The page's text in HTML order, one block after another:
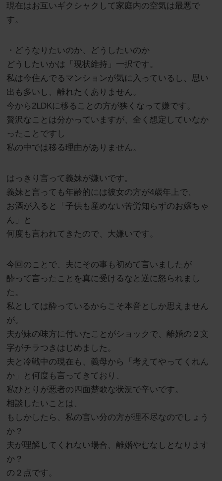
現在はお互いギクシャクして家庭内の空気は最悪で
す。
・どうなりたいのか、どうしたいのか
どうしたいかは「現状維持」一択です。
私は今住んでるマンションが気に入っているし、思い
出も多いし、離れたくありません。
今から2LDKに移ることの方が狭くなって嫌です。
贅沢なことは分かっていますが、全く想定していなか
ったことですし
私の中では移る理由がありません。
はっきり言って義妹が嫌いです。
義妹と言っても年齢的には彼女の方が4歳年上で、
お酒が入ると「子供も産めない苦労知らずのお嬢ちゃ
ん」と
何度も言われてきたので、大嫌いです。
今回のことで、夫にその事も初めて言いましたが
酔って言ったことを真に受けるなと逆に怒られまし
た。
私としては酔っているからこそ本音としか思えません
が。
夫が妹の味方に付いたことがショックで、離婚の２文
字がチラつきはじめました。
夫と冷戦中の現在も、義母から「考えてやってくれん
か」と何度も言ってきており、
私ひとりが悪者の四面楚歌な状況で辛いです。
相談したいことは、
もしかしたら、私の言い分の方が理不尽なのでしょう
か？
夫が理解してくれない場合、離婚やむなしとなります
か？
の２点です。